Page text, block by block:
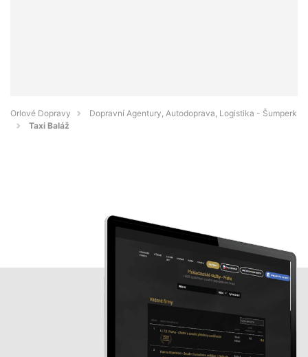
Orlové Dopravy
Dopravní Agentury, Autodoprava, Logistika - Šumperk
Taxi Baláž